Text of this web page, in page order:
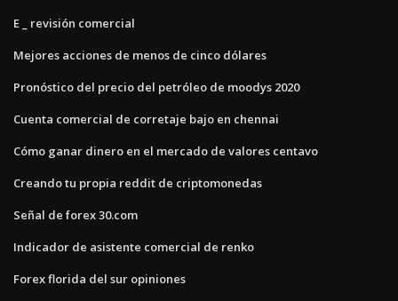
E _ revisión comercial
Mejores acciones de menos de cinco dólares
Pronóstico del precio del petróleo de moodys 2020
Cuenta comercial de corretaje bajo en chennai
Cómo ganar dinero en el mercado de valores centavo
Creando tu propia reddit de criptomonedas
Señal de forex 30.com
Indicador de asistente comercial de renko
Forex florida del sur opiniones